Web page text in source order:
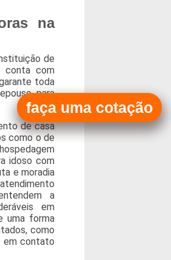
na
de
conta com
toda
para
de casa
como o de
idoso com
e moradia
a
em
uma forma
como
em contato
faça uma cotação